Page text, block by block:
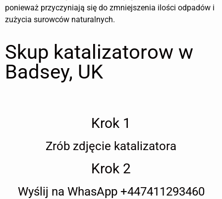
ponieważ przyczyniają się do zmniejszenia ilości odpadów i
zużycia surowców naturalnych.
Skup katalizatorow w
Badsey, UK
Krok 1
Zrób zdjęcie katalizatora
Krok 2
Wyślij na WhasApp +447411293460